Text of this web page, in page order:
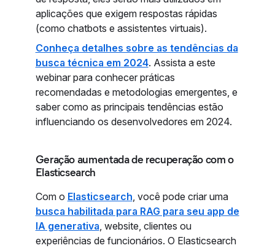
aplicações que exigem respostas rápidas
(como chatbots e assistentes virtuais).
Conheça detalhes sobre as tendências da
busca técnica em 2024. Assista a este
webinar para conhecer práticas
recomendadas e metodologias emergentes, e
saber como as principais tendências estão
influenciando os desenvolvedores em 2024.
Geração aumentada de recuperação com o
Elasticsearch
Com o Elasticsearch, você pode criar uma
busca habilitada para RAG para seu app de
IA generativa, website, clientes ou
experiências de funcionários. O Elasticsearch